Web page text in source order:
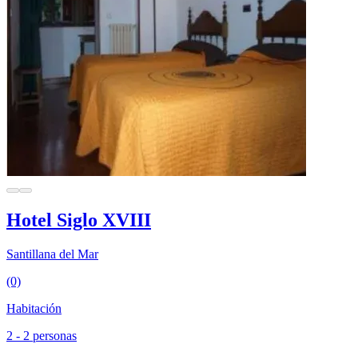
Hotel Siglo XVIII
Santillana del Mar
(0)
Habitación
2 - 2 personas